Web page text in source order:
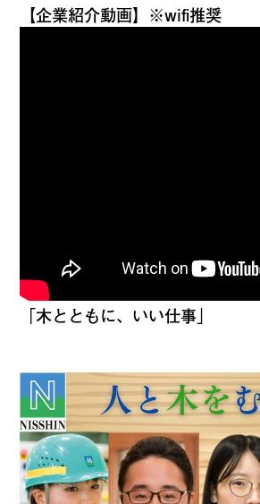
【企業紹介動画】※wifi推奨
「木とともに、いい仕事」